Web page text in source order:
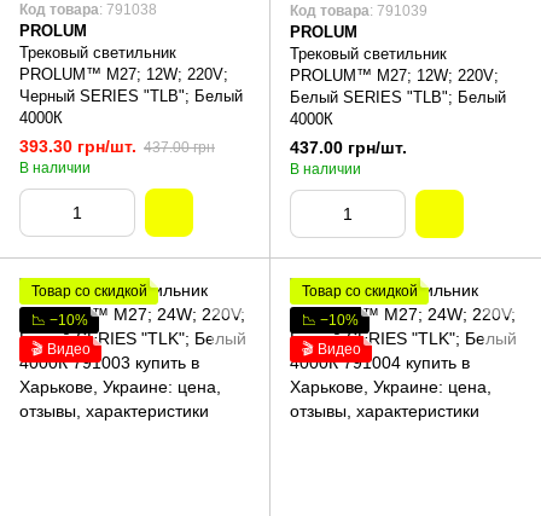
Код товара: 791038
PROLUM
Трековый светильник
PROLUM™ M27; 12W; 220V;
Черный SERIES "TLB"; Белый
4000К
393.30 грн/шт. 437.00 грн
В наличии
Код товара: 791039
PROLUM
Трековый светильник
PROLUM™ M27; 12W; 220V;
Белый SERIES "TLB"; Белый
4000К
437.00 грн/шт.
В наличии
Товар со скидкой
📉 −10%
🎬 Видео
Товар со скидкой
📉 −10%
🎬 Видео